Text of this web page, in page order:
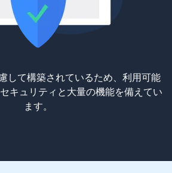
して構築されているため、利用可能
キュリティと大量の機能を備えてい
ます。